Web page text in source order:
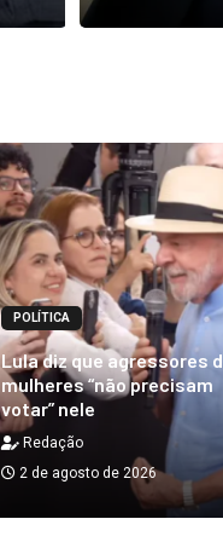
POLÍTICA
Lula diz que agressores
mulheres “não precisam
votar” nele
Redação
2 de agosto de 2026